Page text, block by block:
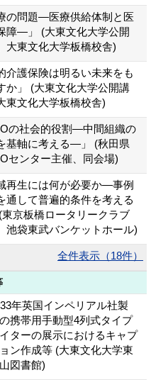
の問題―医療供給体制と医
障―」 (大東文化大学公開
大東文化大学板橋校舎)
介護保険は明るい未来をも
か」 (大東文化大学公開講
東文化大学板橋校舎)
の社会的役割―中間組織の
基軸に考える―」 (秋田県
センター主催、同会場)
再生には何が必要か―事例
通して普遍的条件を考える
京板橋ロータリークラブ
池袋東武バンケットホール)
全件表示（18件）
年英国インペリアル社製
携帯用手動型4列式タイプ
ターの展示におけるキャプ
ン作成等 (大東文化大学東
図書館)